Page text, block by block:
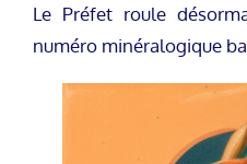
Le Préfet roule
numéro minéralogique